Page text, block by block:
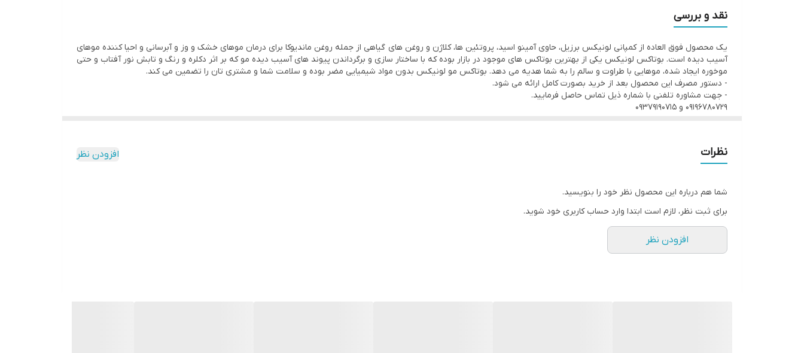
• ماندگاری ۴ تا ۶ ماه
• قابل استفاده برای تمامی افراد حتی کودکان و خانم های باردار
• ایجاد درخشندگی و شادابی مو
• حجم ۱ کیلوگرم
• محصول کشور برزیل
نقد و بررسی
یک محصول فوق العاده از کمپانی لونیکس برزیل، حاوی آمینو اسید، پروتئین ها، کلاژن و روغن های گیاهی از جمله روغن ماندیوکا برای درمان موهای خشک و وز و آبرسانی و احیا کننده موهای
آسیب دیده است. بوتاکس لونیکس یکی از بهترین بوتاکس های موجود در بازار بوده که با ساختار سازی و برگرداندن پیوند های آسیب دیده مو که بر اثر دکلره و رنگ و تابش نور آفتاب و حتی
موخوره ایجاد شده، موهایی با طراوت و سالم را به شما هدیه می دهد. بوتاکس مو لونیکس بدون مواد شیمیایی مضر بوده و سلامت شما و مشتری تان را تضمین می کند.
- دستور مصرف این محصول بعد از خرید بصورت کامل ارائه می شود.
- جهت مشاوره تلفنی با شماره ذیل تماس حاصل فرمایید.
۰۹۱۹۶۷۸۰۷۲۹ و ۰۹۳۷۹۱۹۰۷۱۵
نظرات افزودن نظر
شما هم درباره این محصول نظر خود را بنویسید.
برای ثبت نظر، لازم است ابتدا وارد حساب کاربری خود شوید.
افزودن نظر